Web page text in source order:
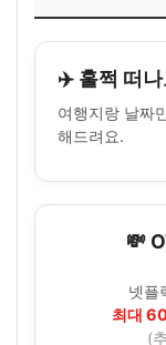
✈️ 훌쩍 떠나
여행지랑 날짜
해드려요.
💸
넷플
최대
(